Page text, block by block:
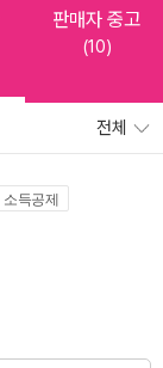
판매자 중고
(10)
전체
소득공제